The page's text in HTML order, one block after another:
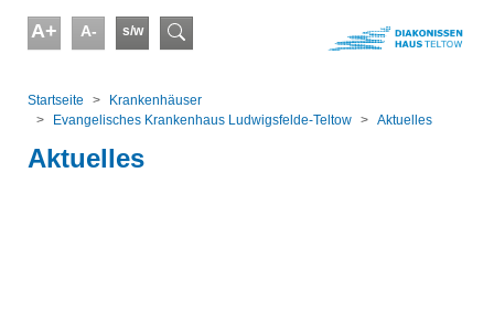
A+ A- s/w Suchformular
Startseite
Kranken­häuser
Evangelisches Krankenhaus Ludwigsfelde-Teltow
Aktuelles
Aktuelles